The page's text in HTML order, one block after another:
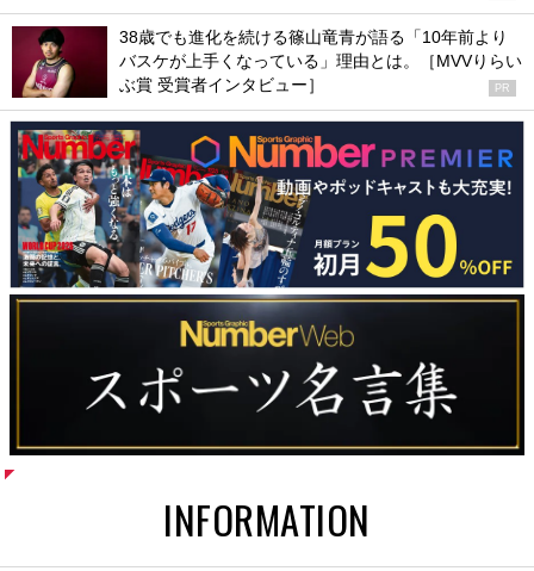
38歳でも進化を続ける篠山竜青が語る「10年前より
バスケが上手くなっている」理由とは。［MVVりらい
ぶ賞 受賞者インタビュー］
PR
INFORMATION